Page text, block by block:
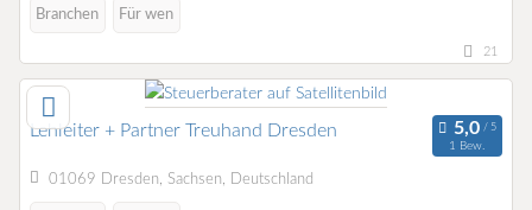
Branchen Für wen
21
Lehleiter + Partner Treuhand Dresden
1 Bew.
01069 Dresden, Sachsen, Deutschland